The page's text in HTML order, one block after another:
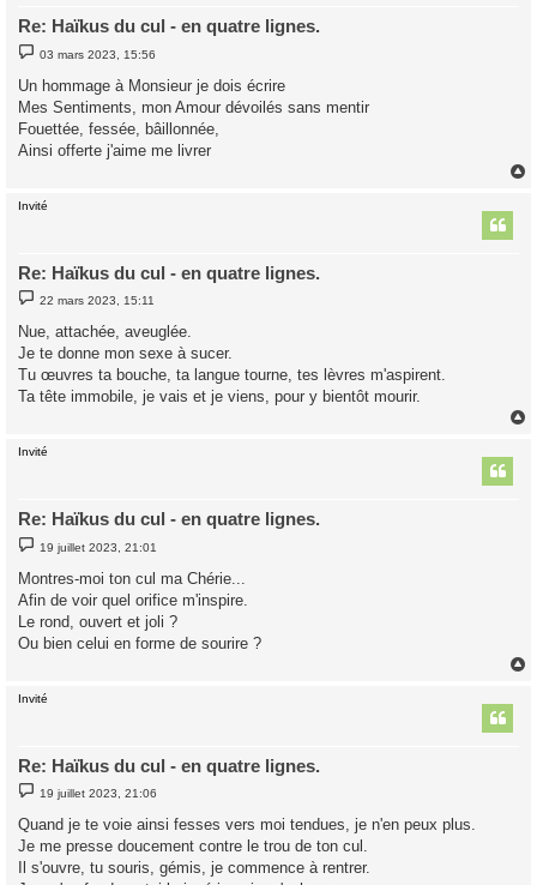
Re: Haïkus du cul - en quatre lignes.
M
e
s
a
e
03 mars 2023, 15:56
Un hommage à Monsieur je dois écrire
Mes Sentiments, mon Amour dévoilés sans mentir
Fouettée, fessée, bâillonnée,
Ainsi offerte j'aime me livrer
Invité
Re: Haïkus du cul - en quatre lignes.
M
e
s
a
e
22 mars 2023, 15:11
Nue, attachée, aveuglée.
Je te donne mon sexe à sucer.
Tu œuvres ta bouche, ta langue tourne, tes lèvres m'aspirent.
Ta tête immobile, je vais et je viens, pour y bientôt mourir.
Invité
Re: Haïkus du cul - en quatre lignes.
M
e
s
a
e
19 juillet 2023, 21:01
Montres-moi ton cul ma Chérie...
Afin de voir quel orifice m'inspire.
Le rond, ouvert et joli ?
Ou bien celui en forme de sourire ?
Invité
Re: Haïkus du cul - en quatre lignes.
M
e
s
a
g
e
19 juillet 2023, 21:06
Quand je te voie ainsi fesses vers moi tendues, je n'en peux plus.
Je me presse doucement contre le trou de ton cul.
Il s'ouvre, tu souris, gémis, je commence à rentrer.